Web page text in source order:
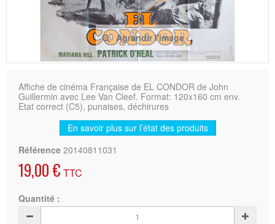
Agrandir l'image
Affiche de cinéma Française de EL CONDOR de John
Guillermin avec Lee Van Cleef. Format: 120x160 cm env.
Etat correct (C5), punaises, déchirures
En savoir plus sur l’état des produits
Référence 20140811031
19,00 € TTC
Quantité :